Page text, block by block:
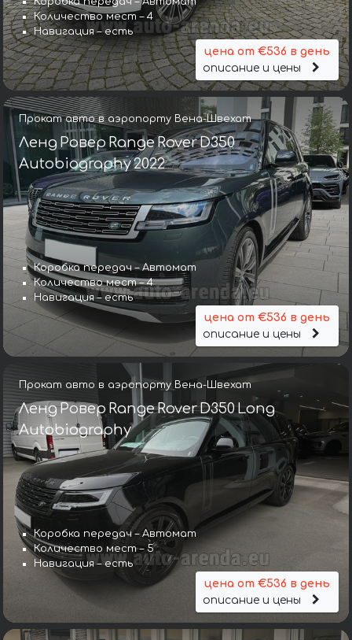
Количество мест – 4
Навигация – есть
цена от €536 в день
описание и цены
Прокат авто в аэропорту Вена-Швехат
Ленд Ровер Range Rover D350
Autobiography 2022
Коробка передач – Автомат
Количество мест – 4
Навигация – есть
цена от €536 в день
описание и цены
Прокат авто в аэропорту Вена-Швехат
Ленд Ровер Range Rover D350 Long
Autobiography
Коробка передач – Автомат
Количество мест – 5
Навигация – есть
цена от €536 в день
описание и цены